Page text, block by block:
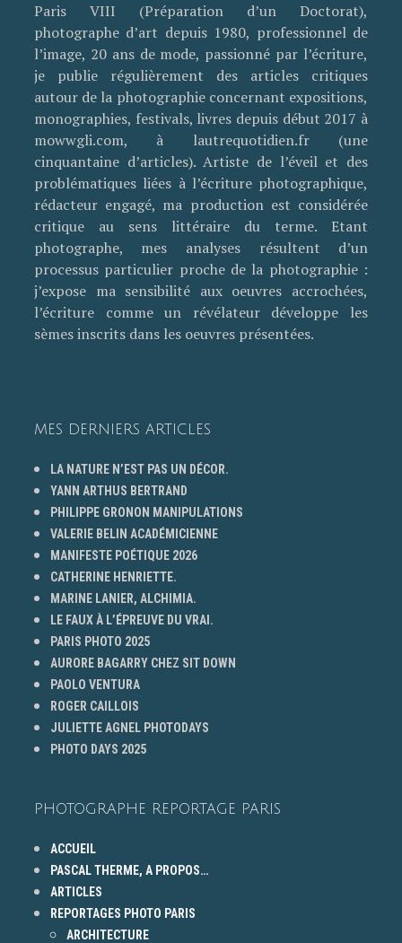
Paris VIII (Préparation d’un Doctorat),
photographe d’art depuis 1980, professionnel de
l’image, 20 ans de mode, passionné par l’écriture,
je publie régulièrement des articles critiques
autour de la photographie concernant expositions,
monographies, festivals, livres depuis début 2017 à
mowwgli.com, à lautrequotidien.fr (une
cinquantaine d’articles). Artiste de l’éveil et des
problématiques liées à l’écriture photographique,
rédacteur engagé, ma production est considérée
critique au sens littéraire du terme. Etant
photographe, mes analyses résultent d’un
processus particulier proche de la photographie :
j’expose ma sensibilité aux oeuvres accrochées,
l’écriture comme un révélateur développe les
sèmes inscrits dans les oeuvres présentées.
MES DERNIERS ARTICLES
LA NATURE N’EST PAS UN DÉCOR.
YANN ARTHUS BERTRAND
PHILIPPE GRONON MANIPULATIONS
VALERIE BELIN ACADÉMICIENNE
MANIFESTE POÉTIQUE 2026
CATHERINE HENRIETTE.
MARINE LANIER, ALCHIMIA.
LE FAUX À L’ÉPREUVE DU VRAI.
PARIS PHOTO 2025
AURORE BAGARRY CHEZ SIT DOWN
PAOLO VENTURA
ROGER CAILLOIS
JULIETTE AGNEL PHOTODAYS
PHOTO DAYS 2025
PHOTOGRAPHE REPORTAGE PARIS
ACCUEIL
PASCAL THERME, A PROPOS…
ARTICLES
REPORTAGES PHOTO PARIS
ARCHITECTURE